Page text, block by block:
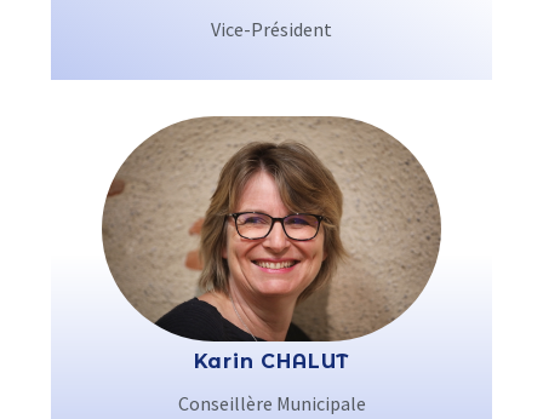
Vice-Président
Karin CHALUT
Conseillère Municipale